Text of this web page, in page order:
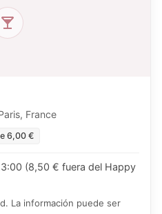
France
6,00 €
(8,50 € fuera del Happy
La información puede ser